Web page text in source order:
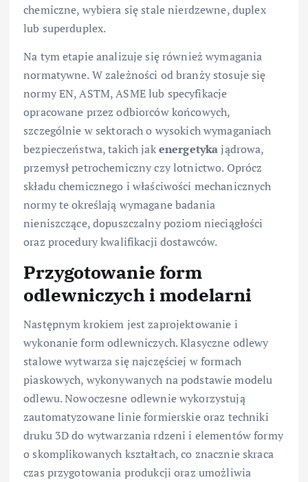
chemiczne, wybiera się stale nierdzewne, duplex
lub superduplex.
Na tym etapie analizuje się również wymagania
normatywne. W zależności od branży stosuje się
normy EN, ASTM, ASME lub specyfikacje
opracowane przez odbiorców końcowych,
szczególnie w sektorach o wysokich wymaganiach
bezpieczeństwa, takich jakenergetykajądrowa,
przemysł petrochemiczny czy lotnictwo. Oprócz
składu chemicznego i właściwości mechanicznych
normy te określają wymagane badania
nieniszczące, dopuszczalny poziom nieciągłości
oraz procedury kwalifikacji dostawców.
Przygotowanie form
odlewniczych i modelarni
Następnym krokiem jest zaprojektowanie i
wykonanie form odlewniczych. Klasyczne odlewy
stalowe wytwarza się najczęściej w formach
piaskowych, wykonywanych na podstawie modelu
odlewu. Nowoczesne odlewnie wykorzystują
zautomatyzowane linie formierskie oraz techniki
druku 3D do wytwarzania rdzeni i elementów formy
o skomplikowanych kształtach, co znacznie skraca
czas przygotowania produkcji oraz umożliwia